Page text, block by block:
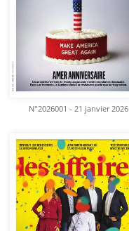
N°2026001 - 21 janvier 2026